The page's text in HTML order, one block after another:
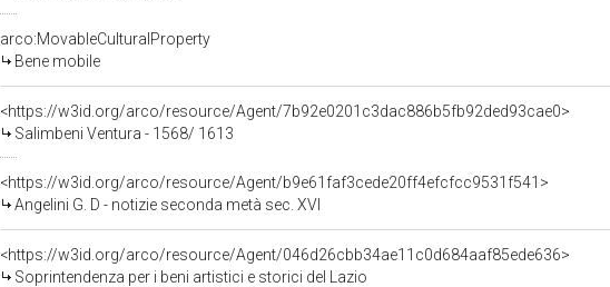
arco:MovableCulturalProperty
Bene mobile
<https://w3id.org/arco/resource/Agent/7b92e0201c3dac886b5fb92ded93cae0>
Salimbeni Ventura - 1568/ 1613
<https://w3id.org/arco/resource/Agent/b9e61faf3cede20ff4efcfcc9531f541>
Angelini G. D - notizie seconda metà sec. XVI
<https://w3id.org/arco/resource/Agent/046d26cbb34ae11c0d684aaf85ede636>
Soprintendenza per i beni artistici e storici del Lazio